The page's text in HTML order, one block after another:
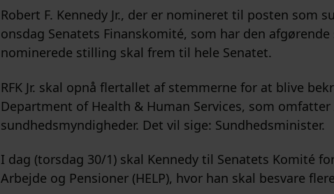
Robert F. Kennedy Jr., der er nomineret til posten som
onsdag Senatets Finanskomité, som har den
nominerede stilling skal frem til hele Senatet.
RFK Jr. skal opnå flertallet af stemmerne for at blive
Department of Health & Human Services, som
sundhedsmyndigheder. Det vil sige: Sundhedsminister.
I dag (torsdag 30/1) skal Kennedy til Senatets Komité
Arbejde og Pensioner (HELP), hvor han skal besvare